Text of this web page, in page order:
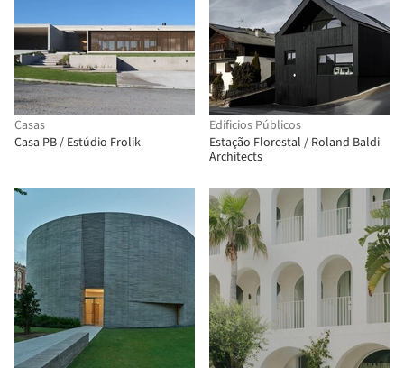
Casas
Casa PB / Estúdio Frolik
Edificios Públicos
Estação Florestal / Roland Baldi
Architects